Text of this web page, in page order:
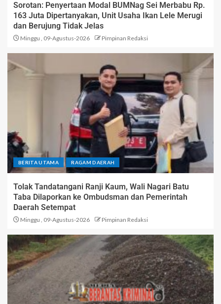
Sorotan: Penyertaan Modal BUMNag Sei Merbabu Rp.
163 Juta Dipertanyakan, Unit Usaha Ikan Lele Merugi
dan Berujung Tidak Jelas
Minggu , 09-Agustus-2026 Pimpinan Redaksi
BERITA UTAMA RAGAM DAERAH
Tolak Tandatangani Ranji Kaum, Wali Nagari Batu
Taba Dilaporkan ke Ombudsman dan Pemerintah
Daerah Setempat
Minggu , 09-Agustus-2026 Pimpinan Redaksi